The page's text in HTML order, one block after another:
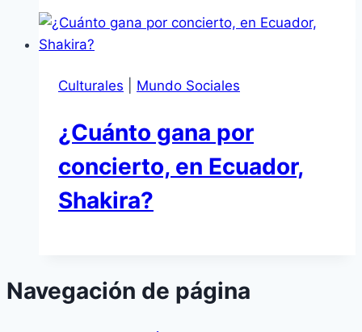
Culturales Mundo Sociales
¿Cuánto gana por
concierto, en Ecuador,
Shakira?
Navegación de página